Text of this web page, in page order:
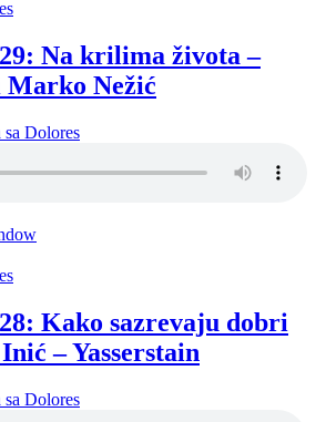
Na krilima života –
Marko Nežić
sa Dolores
Kako sazrevaju dobri
– Yasserstain
sa Dolores